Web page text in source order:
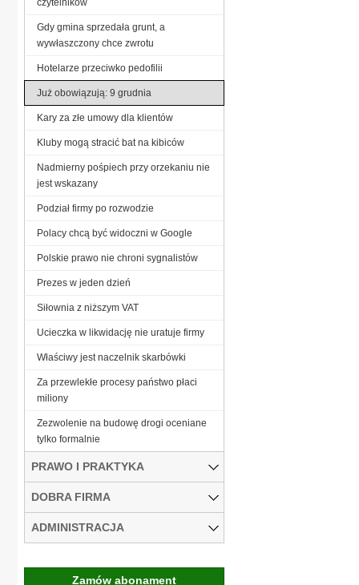
Gdy gmina sprzedała grunt, a
wywłaszczony chce zwrotu
Hotelarze przeciwko pedofilii
Już obowiązują: 9 grudnia
Kary za złe umowy dla klientów
Kluby mogą stracić bat na kibiców
Nadmierny pośpiech przy orzekaniu nie
jest wskazany
Podział firmy po rozwodzie
Polacy chcą być widoczni w Google
Polskie prawo nie chroni sygnalistów
Prezes w jeden dzień
Siłownia z niższym VAT
Ucieczka w likwidację nie uratuje firmy
Właściwy jest naczelnik skarbówki
Za przewlekłe procesy państwo płaci
miliony
Zezwolenie na budowę drogi oceniane
tylko formalnie
PRAWO I PRAKTYKA
DOBRA FIRMA
ADMINISTRACJA
Zamów abonament